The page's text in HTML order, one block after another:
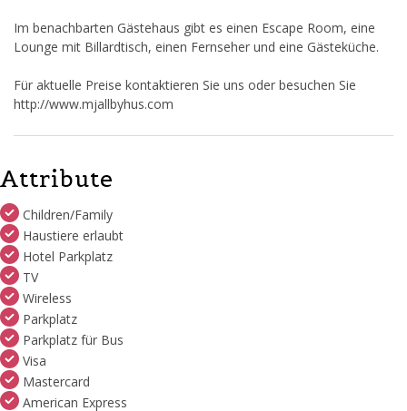
Im benachbarten Gästehaus gibt es einen Escape Room, eine
Lounge mit Billardtisch, einen Fernseher und eine Gästeküche.
Für aktuelle Preise kontaktieren Sie uns oder besuchen Sie
http://www.mjallbyhus.com
Attribute
Children/Family
Haustiere erlaubt
Hotel Parkplatz
TV
Wireless
Parkplatz
Parkplatz für Bus
Visa
Mastercard
American Express